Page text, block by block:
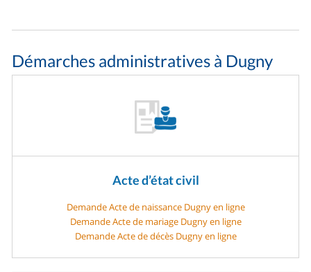
Démarches administratives à Dugny
Acte d’état civil
Demande Acte de naissance Dugny en ligne
Demande Acte de mariage Dugny en ligne
Demande Acte de décès Dugny en ligne